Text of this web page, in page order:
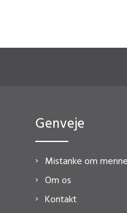
Genveje
Mistanke om
Om os
Kontakt